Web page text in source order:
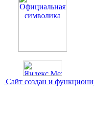
Сайт создан и